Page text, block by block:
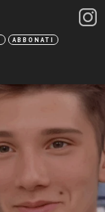
ABBONATI